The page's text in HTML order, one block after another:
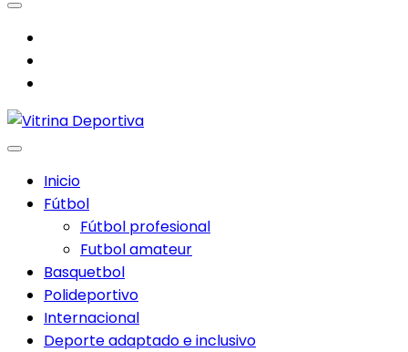
Inicio
Fútbol
Fútbol profesional
Futbol amateur
Basquetbol
Polideportivo
Internacional
Deporte adaptado e inclusivo